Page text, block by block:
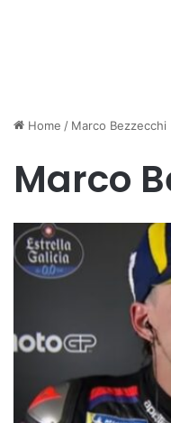
Home / Marco Bezzecchi
Marco